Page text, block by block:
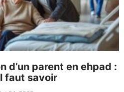
d’un parent en ehpad :
faut savoir